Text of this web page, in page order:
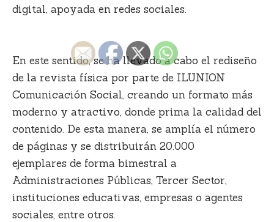
digital, apoyada en redes sociales.
En este sentido, se ha llevado a cabo el rediseño
de la revista física por parte de ILUNION
Comunicación Social, creando un formato más
moderno y atractivo, donde prima la calidad del
contenido. De esta manera, se amplía el número
de páginas y se distribuirán 20.000
ejemplares de forma bimestral a
Administraciones Públicas, Tercer Sector,
instituciones educativas, empresas o agentes
sociales, entre otros.